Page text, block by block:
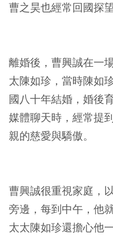
曹之昊也經常回國探
離婚後，曹興誠在一
太陳如珍，當時陳如
國八十年結婚，婚後
媒體聊天時，經常提
親的慈愛與驕傲。
曹興誠很重視家庭，
旁邊，每到中午，他
太太陳如珍還擔心他